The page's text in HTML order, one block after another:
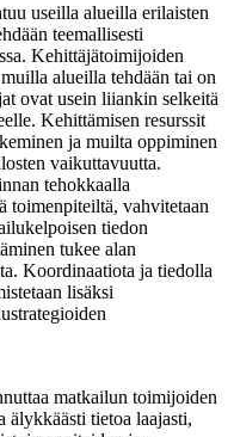
useilla alueilla erilaisten
teemallisesti
Kehittäjätoimijoiden
alueilla tehdään tai on
ovat usein liiankin selkeitä
Kehittämisen resurssit
ja muilta oppiminen
vaikuttavuutta.
tehokkaalla
toimenpiteiltä, vahvitetaan
tiedon
tukee alan
Koordinaatiota ja tiedolla
lisäksi
matkailun toimijoiden
älykkäästi tietoa laajasti,